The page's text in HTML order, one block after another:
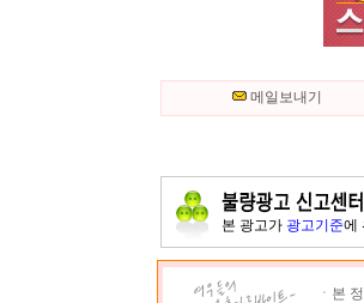
메일보내기
본 광고가 광고기준에
ㆍ본